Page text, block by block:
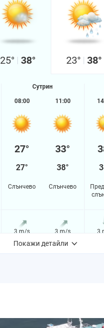
25° 38° 23° 38°
Сутрин
08:00
27°
27°
Слънчево
3 m/s
0%
11:00
33°
38°
Слънчево
3 m/s
0%
3
Покажи детайли